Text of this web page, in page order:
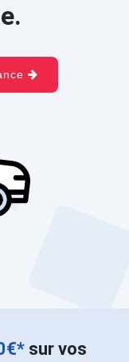
sur vos